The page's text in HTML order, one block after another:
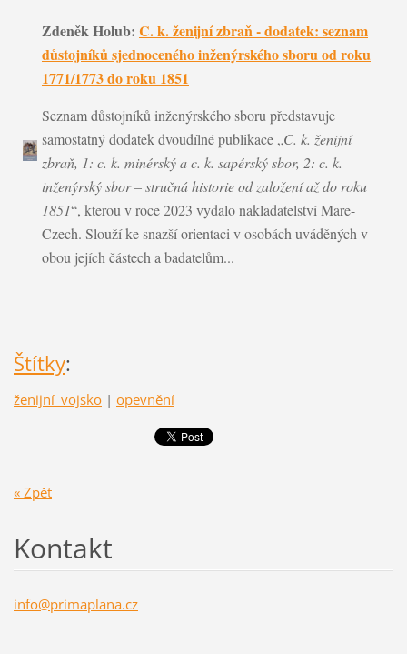
Zdeněk Holub: C. k. ženijní zbraň - dodatek: seznam
důstojníků sjednoceného inženýrského sboru od roku
1771/1773 do roku 1851
Seznam důstojníků inženýrského sboru představuje
samostatný dodatek dvoudílné publikace „C. k. ženijní
zbraň, 1: c. k. minérský a c. k. sapérský sbor, 2: c. k.
inženýrský sbor – stručná historie od založení až do roku
1851“, kterou v roce 2023 vydalo nakladatelství Mare-
Czech. Slouží ke snazší orientaci v osobách uváděných v
obou jejích částech a badatelům...
Štítky:
ženijní_vojsko | opevnění
« Zpět
Kontakt
info@primaplana.cz